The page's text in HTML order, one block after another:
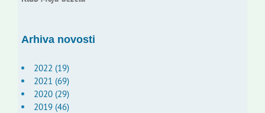
Arhiva novosti
2022 (19)
2021 (69)
2020 (29)
2019 (46)